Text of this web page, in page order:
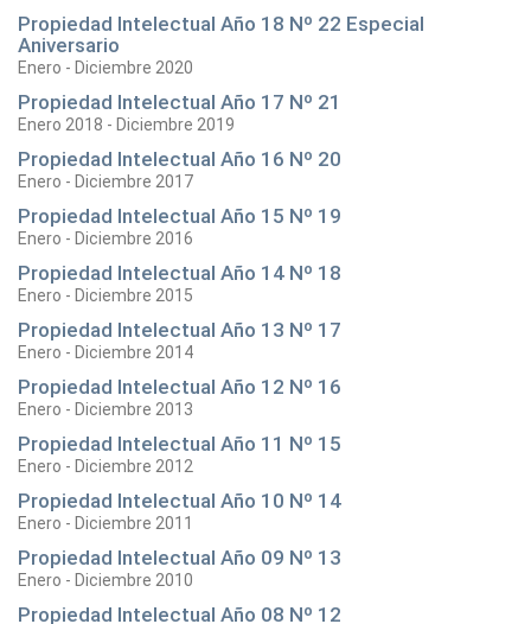
Propiedad Intelectual Año 18 Nº 22 Especial
Aniversario
Enero - Diciembre 2020
Propiedad Intelectual Año 17 Nº 21
Enero 2018 - Diciembre 2019
Propiedad Intelectual Año 16 Nº 20
Enero - Diciembre 2017
Propiedad Intelectual Año 15 Nº 19
Enero - Diciembre 2016
Propiedad Intelectual Año 14 Nº 18
Enero - Diciembre 2015
Propiedad Intelectual Año 13 Nº 17
Enero - Diciembre 2014
Propiedad Intelectual Año 12 Nº 16
Enero - Diciembre 2013
Propiedad Intelectual Año 11 Nº 15
Enero - Diciembre 2012
Propiedad Intelectual Año 10 Nº 14
Enero - Diciembre 2011
Propiedad Intelectual Año 09 Nº 13
Enero - Diciembre 2010
Propiedad Intelectual Año 08 Nº 12